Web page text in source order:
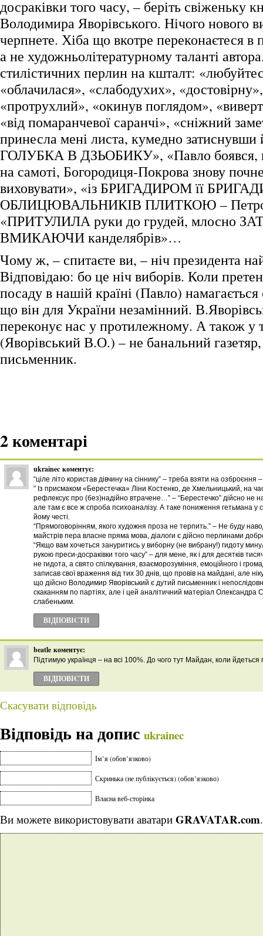
досраківки того часу, – беріть свіженьку
Володимира Яворівського. Нічого нового
черпнете. Хіба що вкотре переконаєтеся в
а не художньолітературному таланті
стилістичних перлин на кшталт:
«облачилася», «слабодухих»,
«протрухлий», «окинув поглядом»,
«від помаранчевої саранчі», «сніжний
принесла мені листа, кумедно затиснувши
ГОЛУБКА В ДЗЬОБИКУ», «Павло боявся,
на самоті, Богородиця-Покрова знову
виховувати», «із БРИГАДИРОМ її
ОБЛИЦЮВАЛЬНИКІВ ПЛИТКОЮ –
«ПРИТУЛИЛА руки до грудей, млосно
ВМИКАЮЧИ канделябрів»…
Чому ж, – спитаєте ви, – ніч президента
Відповідаю: бо це ніч виборів. Коли
посаду в нашій країні (Павло)
що він для України незамінний.
переконує нас у протилежному. А також у
(Яворівський В.О.) – не банальний
письменник.
2 коментарі
ukrainec коментує:
“ціле літо користав дівчину на сіннику” – треба взяти на
” Із присмаком «Берестечка» Ліни Костенко, де Хмельницький, на
рефлексує про (без)надійно втрачене…” – “Берестечко” дійсно не
але там є все ж спроба психоаналізу. А таке пониження гетьмана у
йому честі.
“Прямоговорінням, якого художня проза не терпить.” – Не буду
майстрів пера власне пряма мова, діалоги є дійсно перлинами
“Якщо вам хочеться зануритись у виборну (не вибрану!) гидоту
рукою преси-досраківки того часу” – для мене, як і для десятків
не гидота, а свято спілкування, взаєморозуміння, емоційного і
записав свої враження від тих 30 днів, що провів на майдані, але
що дійсно Володимир Яворівський є дутий письменник і
скаканням по партіях, але і цей аналітичний матеріал Олександра
слабеньким.
ВІДПОВІCТИ
beatle коментує:
Підтимую українця – на всі 100%. До чого тут Майдан, коли йдеться
ВІДПОВІCТИ
Скасувати відповідь
Відповідь на допис ukrainec
Ім’я (обов’язково)
Скринька (не публікується) (обов’язково)
Власна веб-сторінка
Ви можете використовувати аватари GRAVATAR.com.